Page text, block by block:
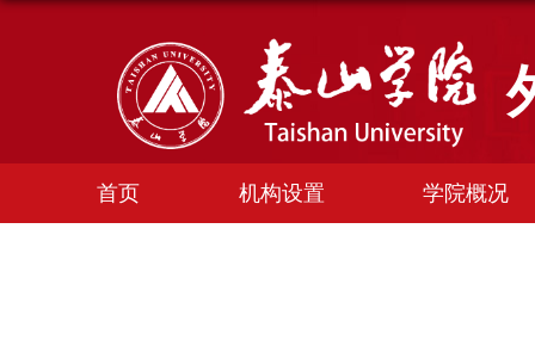
首页 机构设置 学院概况